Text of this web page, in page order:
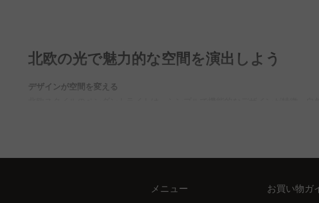
のバーチャルショールームを利用すれば、実際の設置イメージを確認しながら
Q. 北欧ペンダントライトの素材にはどのようなものがありますか？
間を作り出します。CAGUUUでは、さまざまな照明を組み合わせたインテリ
北欧の光で魅力的な空間を演出しよう
デザインが空間を変える
メニュー お買い物ガ